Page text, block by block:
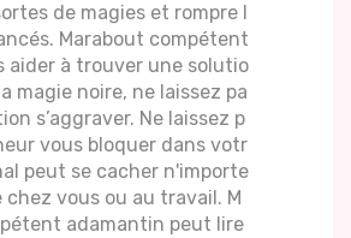
de magies et rompre l
Marabout compétent
aider à trouver une solutio
magie noire, ne laissez pa
s’aggraver. Ne laissez p
vous bloquer dans votr
peut se cacher n'importe
chez vous ou au travail. M
adamantin peut lire